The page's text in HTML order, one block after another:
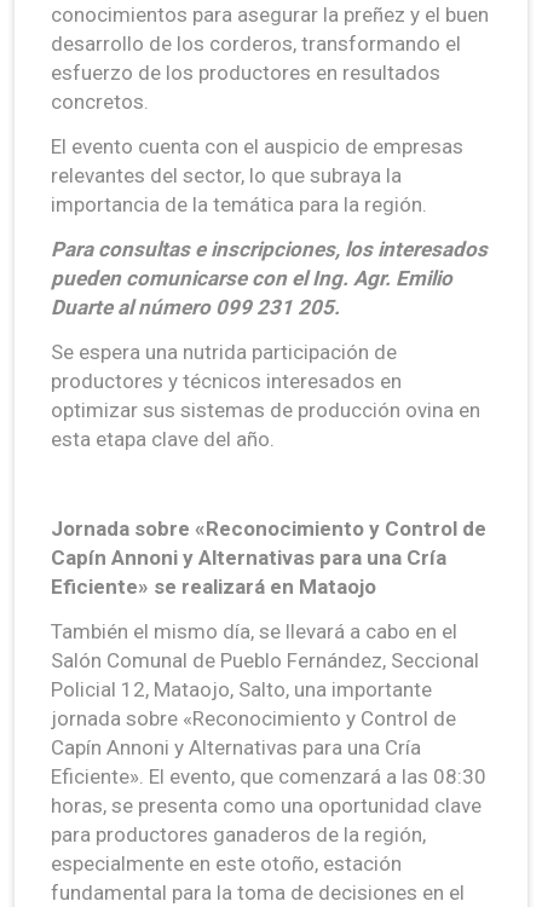
conocimientos para asegurar la preñez y el buen
desarrollo de los corderos, transformando el
esfuerzo de los productores en resultados
concretos.
El evento cuenta con el auspicio de empresas
relevantes del sector, lo que subraya la
importancia de la temática para la región.
Para consultas e inscripciones, los interesados
pueden comunicarse con el Ing. Agr. Emilio
Duarte al número 099 231 205.
Se espera una nutrida participación de
productores y técnicos interesados en
optimizar sus sistemas de producción ovina en
esta etapa clave del año.
Jornada sobre «Reconocimiento y Control de
Capín Annoni y Alternativas para una Cría
Eficiente» se realizará en Mataojo
También el mismo día, se llevará a cabo en el
Salón Comunal de Pueblo Fernández, Seccional
Policial 12, Mataojo, Salto, una importante
jornada sobre «Reconocimiento y Control de
Capín Annoni y Alternativas para una Cría
Eficiente». El evento, que comenzará a las 08:30
horas, se presenta como una oportunidad clave
para productores ganaderos de la región,
especialmente en este otoño, estación
fundamental para la toma de decisiones en el